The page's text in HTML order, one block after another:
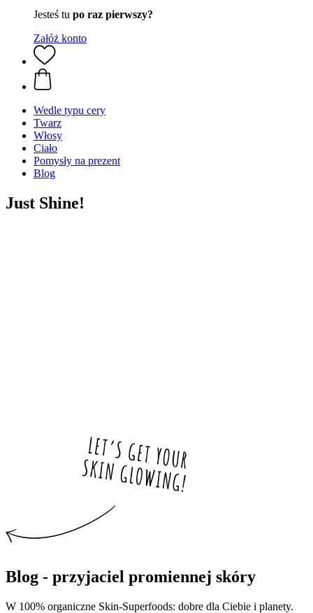
Jesteś tu po raz pierwszy?
Załóż konto
Wedle typu cery
Twarz
Włosy
Ciało
Pomysły na prezent
Blog
Just Shine!
Blog - przyjaciel promiennej skóry
W 100% organiczne Skin-Superfoods: dobre dla Ciebie i planety.